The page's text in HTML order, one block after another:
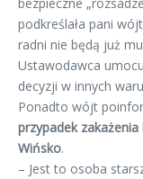
podkreślała pani
radni nie będą już
Ustawodawca
decyzji w innych
Ponadto wójt
przypadek
Wińsko.
– Jest to osoba